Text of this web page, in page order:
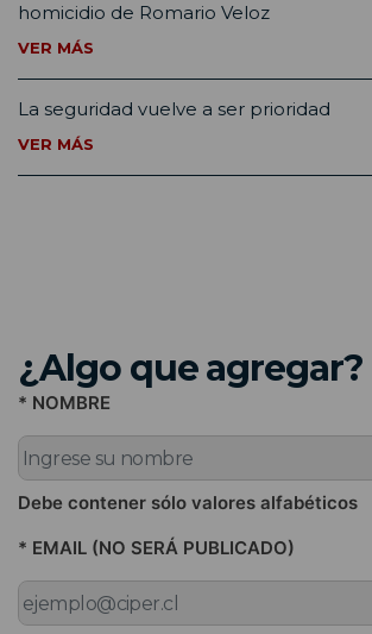
homicidio de Romario Veloz
VER MÁS
La seguridad vuelve a ser prioridad
VER MÁS
¿Algo que agregar?
* NOMBRE
Debe contener sólo valores alfabéticos
* EMAIL (NO SERÁ PUBLICADO)